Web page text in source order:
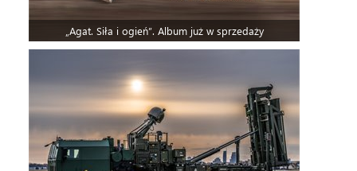
„Agat. Siła i ogień”. Album już w sprzedaży